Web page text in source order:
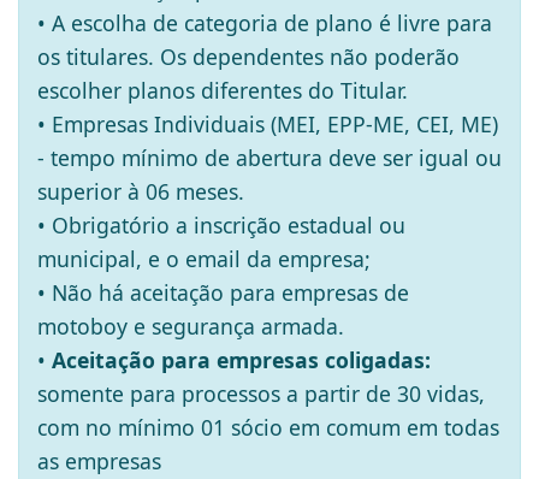
• A escolha de categoria de plano é livre para
os titulares. Os dependentes não poderão
escolher planos diferentes do Titular.
• Empresas Individuais (MEI, EPP-ME, CEI, ME)
- tempo mínimo de abertura deve ser igual ou
superior à 06 meses.
• Obrigatório a inscrição estadual ou
municipal, e o email da empresa;
• Não há aceitação para empresas de
motoboy e segurança armada.
• Aceitação para empresas coligadas:
somente para processos a partir de 30 vidas,
com no mínimo 01 sócio em comum em todas
as empresas